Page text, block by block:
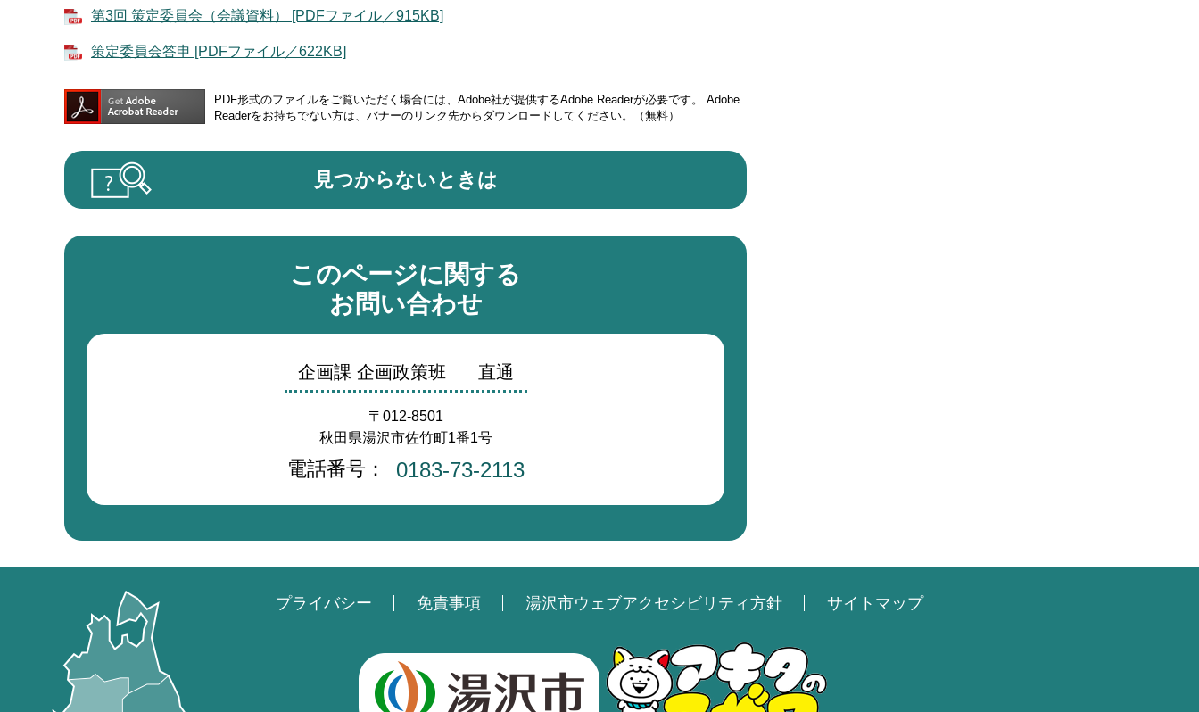
第3回 策定委員会（会議資料） [PDFファイル／915KB]
策定委員会答申 [PDFファイル／622KB]
PDF形式のファイルをご覧いただく場合には、Adobe社が提供するAdobe Readerが必要です。
Adobe
Readerをお持ちでない方は、バナーのリンク先からダウンロードしてください。（無料）
見つからないときは
このページに関する
お問い合わせ
企画課 企画政策班 直通
〒012-8501
秋田県湯沢市佐竹町1番1号
電話番号： 0183-73-2113
プライバシー 免責事項 湯沢市ウェブアクセシビリティ方針 サイトマップ